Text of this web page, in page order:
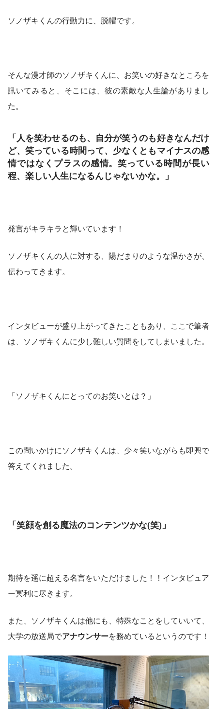
ソノザキくんの行動力に、脱帽です。
そんな漫才師のソノザキくんに、お笑いの好きなところを
訊いてみると、そこには、彼の素敵な人生論がありまし
た。
「人を笑わせるのも、自分が笑うのも好きなんだけ
ど、笑っている時間って、少なくともマイナスの感
情ではなくプラスの感情。笑っている時間が長い
程、楽しい人生になるんじゃないかな。」
発言がキラキラと輝いています！
ソノザキくんの人に対する、陽だまりのような温かさが、
伝わってきます。
インタビューが盛り上がってきたこともあり、ここで筆者
は、ソノザキくんに少し難しい質問をしてしまいました。
「ソノザキくんにとってのお笑いとは？」
この問いかけにソノザキくんは、少々笑いながらも即興で
答えてくれました。
「笑顔を創る魔法のコンテンツかな(笑)」
期待を遥に超える名言をいただけました！！インタビュア
ー冥利に尽きます。
また、ソノザキくんは他にも、特殊なことをしていいて、
大学の放送局でアナウンサーを務めているというのです！